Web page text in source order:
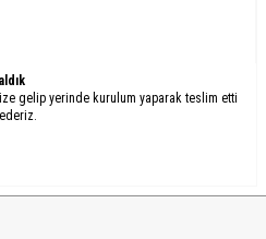
gelip yerinde kurulum yaparak teslim etti